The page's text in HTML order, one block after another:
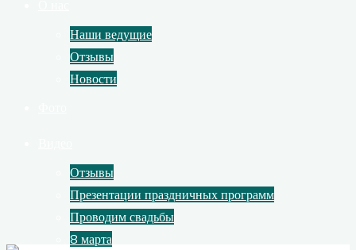
Наши ведущие
Отзывы
Новости
Отзывы
Презентации праздничных программ
Проводим свадьбы
8 марта